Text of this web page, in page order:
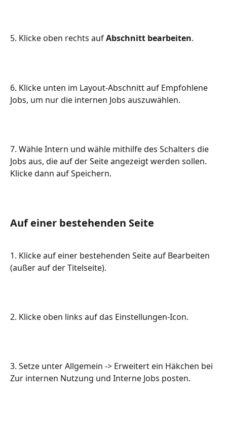
5. Klicke oben rechts auf Abschnitt bearbeiten.
6. Klicke unten im Layout-Abschnitt auf Empfohlene
Jobs, um nur die internen Jobs auszuwählen.
7. Wähle Intern und wähle mithilfe des Schalters die
Jobs aus, die auf der Seite angezeigt werden sollen.
Klicke dann auf Speichern.
Auf einer bestehenden Seite
1. Klicke auf einer bestehenden Seite auf Bearbeiten
(außer auf der Titelseite).
2. Klicke oben links auf das Einstellungen-Icon.
3. Setze unter Allgemein -> Erweitert ein Häkchen bei
Zur internen Nutzung und Interne Jobs posten.